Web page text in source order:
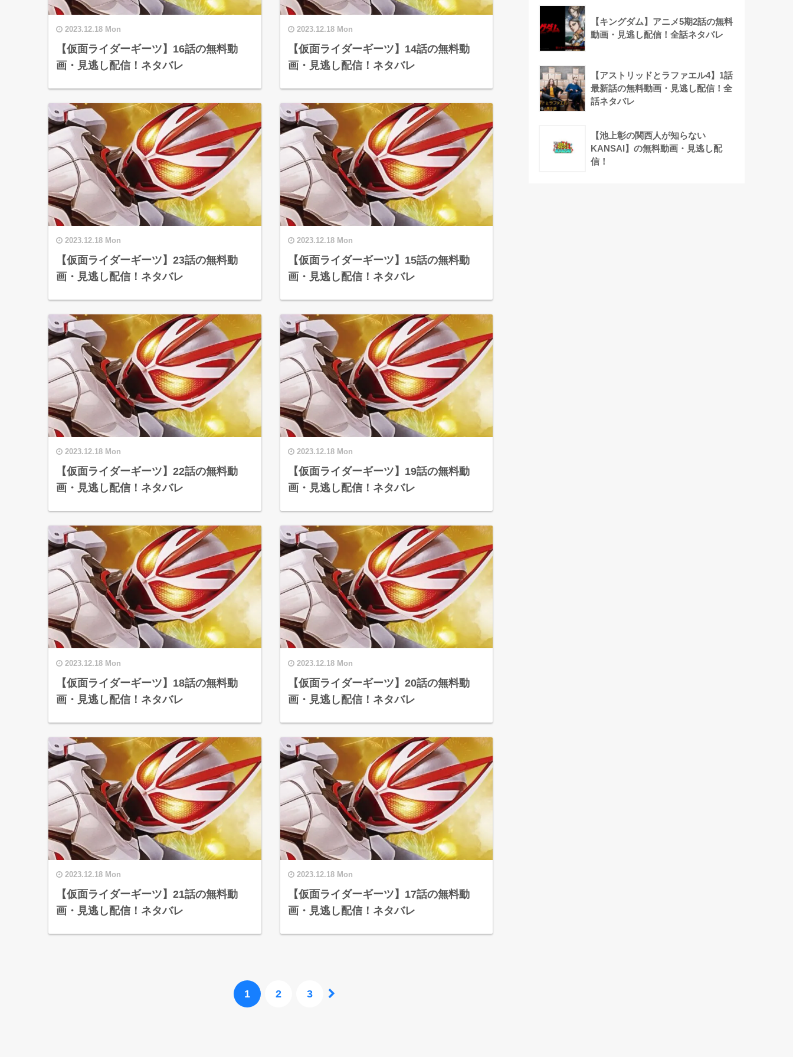
2023.12.18 Mon
【仮面ライダーギーツ】16話の無料動
画・見逃し配信！ネタバレ
2023.12.18 Mon
【仮面ライダーギーツ】14話の無料動
画・見逃し配信！ネタバレ
2023.12.18 Mon
【仮面ライダーギーツ】23話の無料動
画・見逃し配信！ネタバレ
2023.12.18 Mon
【仮面ライダーギーツ】15話の無料動
画・見逃し配信！ネタバレ
2023.12.18 Mon
【仮面ライダーギーツ】22話の無料動
画・見逃し配信！ネタバレ
2023.12.18 Mon
【仮面ライダーギーツ】19話の無料動
画・見逃し配信！ネタバレ
2023.12.18 Mon
【仮面ライダーギーツ】18話の無料動
画・見逃し配信！ネタバレ
2023.12.18 Mon
【仮面ライダーギーツ】20話の無料動
画・見逃し配信！ネタバレ
2023.12.18 Mon
【仮面ライダーギーツ】21話の無料動
画・見逃し配信！ネタバレ
2023.12.18 Mon
【仮面ライダーギーツ】17話の無料動
画・見逃し配信！ネタバレ
1 2 3
【キングダム】アニメ5期2話の無料
動画・見逃し配信！全話ネタバレ
【アストリッドとラファエル4】1話
最新話の無料動画・見逃し配信！全
話ネタバレ
【池上彰の関西人が知らない
KANSAI】の無料動画・見逃し配
信！